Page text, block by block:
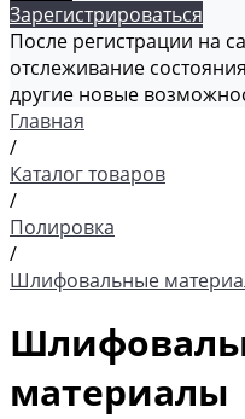
Зарегистрироваться
После регистрации на
отслеживание
другие новые
Главная
/
Каталог товаров
/
Полировка
/
Шлифовальные
материалы